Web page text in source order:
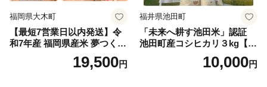
福岡県大木町
【最短7営業日以内発送】令
和7年産 福岡県産米 夢つくし
15kg 精米 ※北海道・沖縄・
19,500円
福井県池田町
「未来へ耕す池田米」認証
池田町産コシヒカリ３kg【お
1人様につき３セットまで】
10,000円